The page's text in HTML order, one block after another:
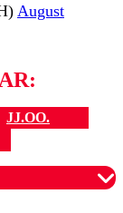
August
JJ.OO.